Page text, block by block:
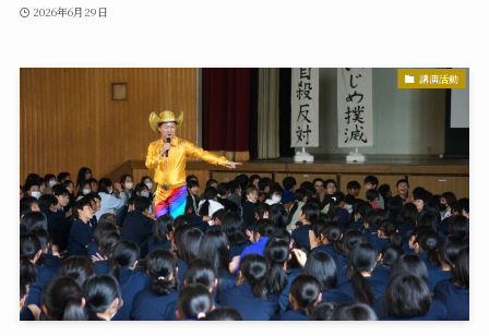
2026年6月29日
講演活動